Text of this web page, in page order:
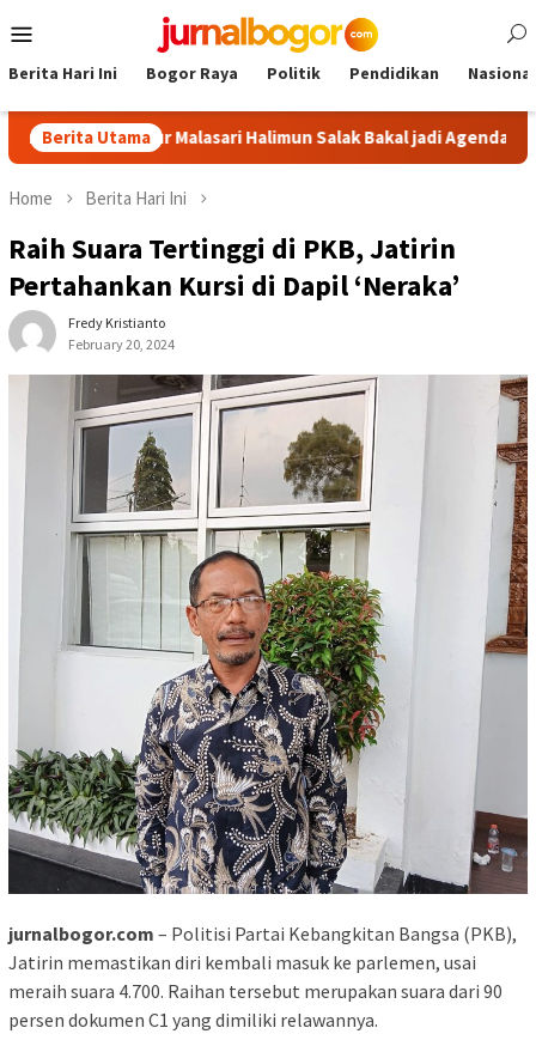
to
Menu
Berita Hari Ini Bogor Raya Politik Pendidikan Nasional
Berita Utama
Tour Malasari Halimun Salak Bakal jadi Agenda Tahunan
Home Berita Hari Ini
Raih Suara Tertinggi di PKB, Jatirin
Pertahankan Kursi di Dapil ‘Neraka’
Fredy Kristianto
February 20, 2024
jurnalbogor.com – Politisi Partai Kebangkitan Bangsa (PKB),
Jatirin memastikan diri kembali masuk ke parlemen, usai
meraih suara 4.700. Raihan tersebut merupakan suara dari 90
persen dokumen C1 yang dimiliki relawannya.